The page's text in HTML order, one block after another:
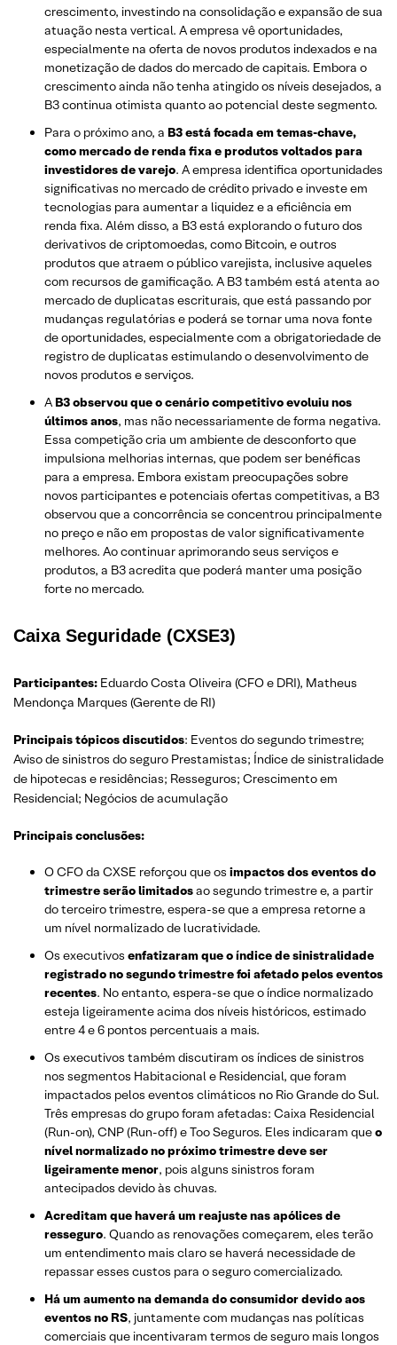
crescimento, investindo na consolidação e expansão de sua
atuação nesta vertical. A empresa vê oportunidades,
especialmente na oferta de novos produtos indexados e na
monetização de dados do mercado de capitais. Embora o
crescimento ainda não tenha atingido os níveis desejados, a
B3 continua otimista quanto ao potencial deste segmento.
Para o próximo ano, a B3 está focada em temas-chave,
como mercado de renda fixa e produtos voltados para
investidores de varejo. A empresa identifica oportunidades
significativas no mercado de crédito privado e investe em
tecnologias para aumentar a liquidez e a eficiência em
renda fixa. Além disso, a B3 está explorando o futuro dos
derivativos de criptomoedas, como Bitcoin, e outros
produtos que atraem o público varejista, inclusive aqueles
com recursos de gamificação. A B3 também está atenta ao
mercado de duplicatas escriturais, que está passando por
mudanças regulatórias e poderá se tornar uma nova fonte
de oportunidades, especialmente com a obrigatoriedade de
registro de duplicatas estimulando o desenvolvimento de
novos produtos e serviços.
A B3 observou que o cenário competitivo evoluiu nos
últimos anos, mas não necessariamente de forma negativa.
Essa competição cria um ambiente de desconforto que
impulsiona melhorias internas, que podem ser benéficas
para a empresa. Embora existam preocupações sobre
novos participantes e potenciais ofertas competitivas, a B3
observou que a concorrência se concentrou principalmente
no preço e não em propostas de valor significativamente
melhores. Ao continuar aprimorando seus serviços e
produtos, a B3 acredita que poderá manter uma posição
forte no mercado.
Caixa Seguridade (CXSE3)
Participantes: Eduardo Costa Oliveira (CFO e DRI), Matheus
Mendonça Marques (Gerente de RI)
Principais tópicos discutidos: Eventos do segundo trimestre;
Aviso de sinistros do seguro Prestamistas; Índice de sinistralidade
de hipotecas e residências; Resseguros; Crescimento em
Residencial; Negócios de acumulação
Principais conclusões:
O CFO da CXSE reforçou que os impactos dos eventos do
trimestre serão limitadosao segundo trimestre e, a partir
do terceiro trimestre, espera-se que a empresa retorne a
um nível normalizado de lucratividade.
Os executivos enfatizaram que o índice de sinistralidade
registrado no segundo trimestre foi afetado pelos eventos
recentes. No entanto, espera-se que o índice normalizado
esteja ligeiramente acima dos níveis históricos, estimado
entre 4 e 6 pontos percentuais a mais.
Os executivos também discutiram os índices de sinistros
nos segmentos Habitacional e Residencial, que foram
impactados pelos eventos climáticos no Rio Grande do Sul.
Três empresas do grupo foram afetadas: Caixa Residencial
(Run-on), CNP (Run-off) e Too Seguros. Eles indicaram queo
nível normalizado no próximo trimestre deve ser
ligeiramente menor, pois alguns sinistros foram
antecipados devido às chuvas.
Acreditam que haverá um reajuste nas apólices de
resseguro. Quando as renovações começarem, eles terão
um entendimento mais claro se haverá necessidade de
repassar esses custos para o seguro comercializado.
Há um aumento na demanda do consumidor devido aos
eventos no RS, juntamente com mudanças nas políticas
comerciais que incentivaram termos de seguro mais longos